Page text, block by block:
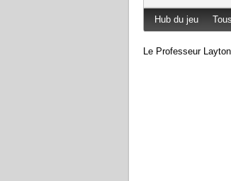
Hub du jeu
Le Professeur